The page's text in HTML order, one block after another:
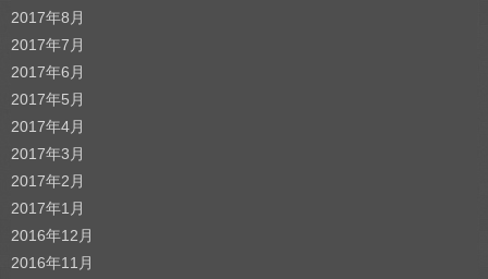
2017年8月
2017年7月
2017年6月
2017年5月
2017年4月
2017年3月
2017年2月
2017年1月
2016年12月
2016年11月